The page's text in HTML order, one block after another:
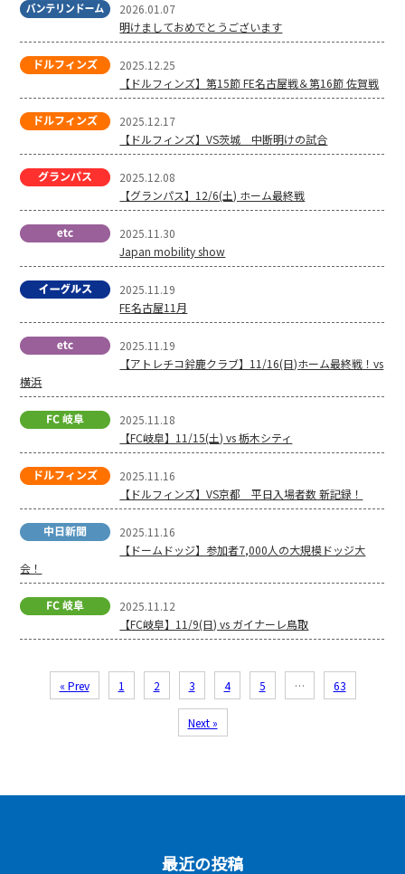
2026.01.07
明けましておめでとうございます
2025.12.25
【ドルフィンズ】第15節 FE名古屋戦＆第16節 佐賀戦
2025.12.17
【ドルフィンズ】VS茨城 中断明けの試合
2025.12.08
【グランパス】12/6(土) ホーム最終戦
2025.11.30
Japan mobility show
2025.11.19
FE名古屋11月
2025.11.19
【アトレチコ鈴鹿クラブ】11/16(日)ホーム最終戦！vs
横浜
2025.11.18
【FC岐阜】11/15(土) vs 栃木シティ
2025.11.16
【ドルフィンズ】VS京都 平日入場者数 新記録！
2025.11.16
【ドームドッジ】参加者7,000人の大規模ドッジ大
会！
2025.11.12
【FC岐阜】11/9(日) vs ガイナーレ鳥取
« Prev 1 2 3 4 5 … 63
Next »
最近の投稿